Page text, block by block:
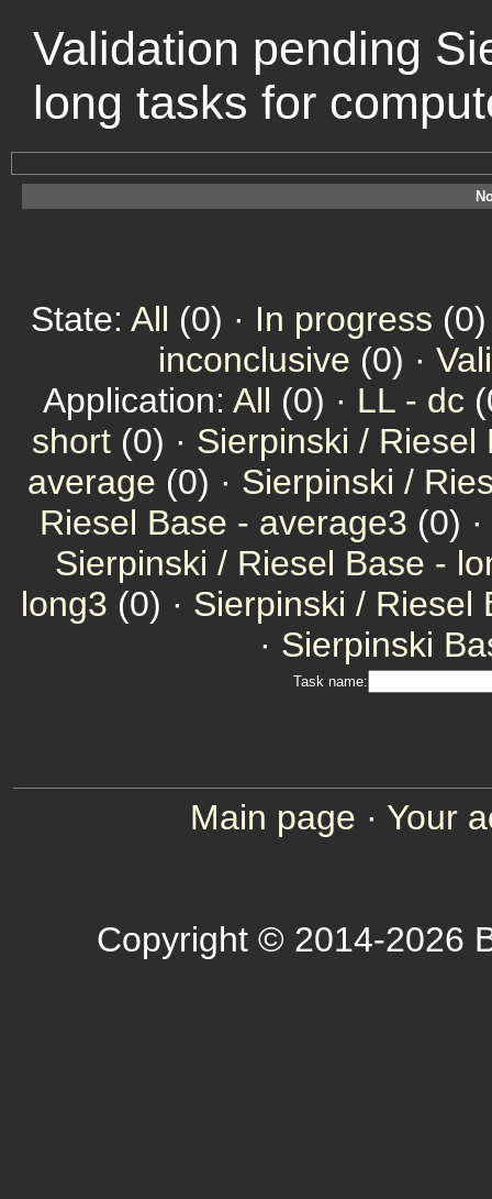
Validation pending
long tasks for
State: All (0) · In progress
inconclusive (0) ·
Application: All (0) · LL - dc
short (0) · Sierpinski / Riesel
average (0) · Sierpinski /
Riesel Base - average3 (0)
Sierpinski / Riesel Base -
long3 (0) · Sierpinski / Riesel
· Sierpinski
Task name:
Main page · Your
Copyright © 2014-2026